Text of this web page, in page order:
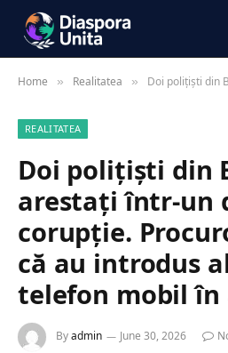
Home » Realitatea » Doi polițiști din București, arestați într-un
REALITATEA
Doi polițiști din
arestați într-un
corupție.
că au introdus
telefon mobil în
Byadmin June 30, 2026